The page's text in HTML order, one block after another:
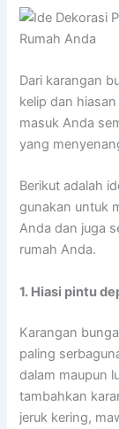
Dari karangan
kelip dan
masuk Anda
yang
Berikut adalah
gunakan untuk
Anda dan juga
rumah Anda.
1. Hiasi pintu
Karangan
paling
dalam maupun
tambahkan
jeruk kering,